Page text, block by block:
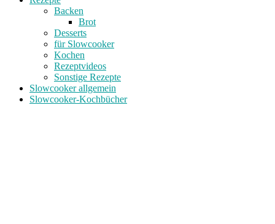
Backen
Brot
Desserts
für Slowcooker
Kochen
Rezeptvideos
Sonstige Rezepte
Slowcooker allgemein
Slowcooker-Kochbücher